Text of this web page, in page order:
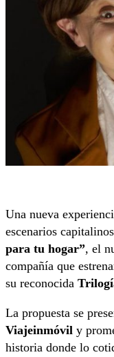
Una nueva
escenarios
para tu hogar”, el
compañía que
su reconocida
La propuesta se
Viajeinmóvil y
historia donde lo